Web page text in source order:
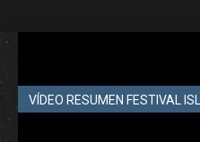
VÍDEO RESUMEN FESTIVAL